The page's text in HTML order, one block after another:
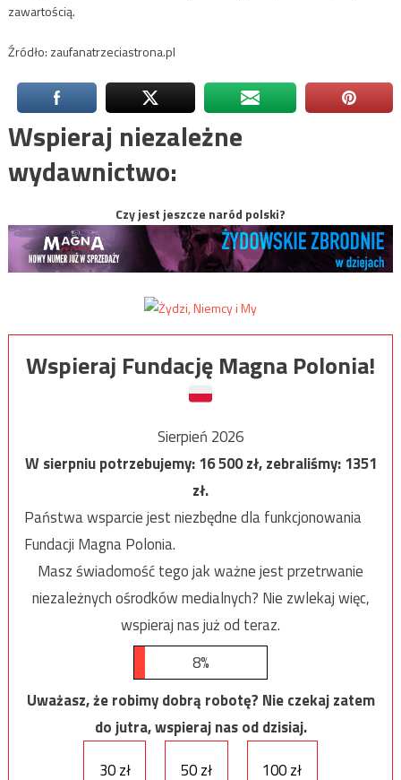
zawartością.
Źródło: zaufanatrzeciastrona.pl
Wspieraj niezależne
wydawnictwo:
Czy jest jeszcze naród polski?
Wspieraj Fundację Magna Polonia!
Sierpień 2026
W sierpniu potrzebujemy:16 500zł, zebraliśmy:1351
zł.
Państwa wsparcie jest niezbędne dla funkcjonowania
Fundacji Magna Polonia.
Masz świadomość tego jak ważne jest przetrwanie
niezależnych ośrodków medialnych? Nie zwlekaj więc,
wspieraj nas już od teraz.
8%
Uważasz, że robimy dobrą robotę? Nie czekaj zatem
do jutra, wspieraj nas od dzisiaj.
30 zł
50 zł 100 zł